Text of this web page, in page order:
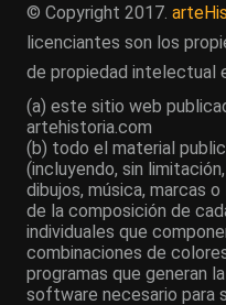
© Copyright 2017.
licenciantes son los
de propiedad intelectual
(a) este sitio web
artehistoria.com
(b) todo el material
(incluyendo, sin
dibujos, música, marcas
de la composición de
individuales que
combinaciones de
programas que generan
software necesario para